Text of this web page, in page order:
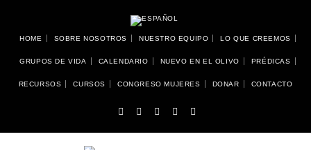
HOME SOBRE NOSOTROS NUESTRO EQUIPO LO QUE CREEMOS
GRUPOS DE VIDA CALENDARIO NUEVO EN EL OLIVO PRÉDICAS
RECURSOS CURSOS CONGRESO MUJERES DONAR CONTACTO